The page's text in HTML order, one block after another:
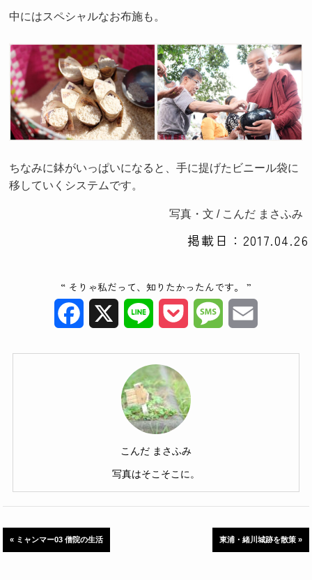
中にはスペシャルなお布施も。
ちなみに鉢がいっぱいになると、手に提げたビニール袋に
移していくシステムです。
写真・文 / こんだ まさふみ
掲載日：2017.04.26
“ そりゃ私だって、知りたかったんです。 ”
Facebook Line Pocket Message
こんだ まさふみ
写真はそこそこに。
« ミャンマー03 僧院の生活 東浦・緒川城跡を散策 »